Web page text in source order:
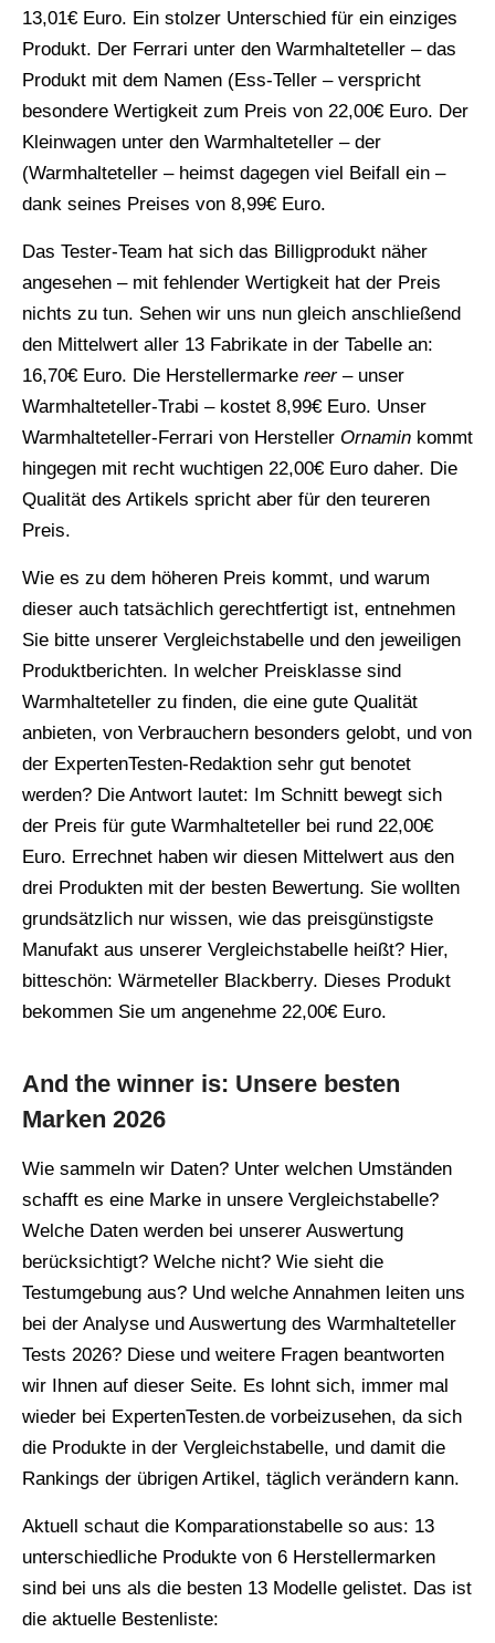
13,01€ Euro. Ein stolzer Unterschied für ein einziges
Produkt. Der Ferrari unter den Warmhalteteller – das
Produkt mit dem Namen (Ess-Teller – verspricht
besondere Wertigkeit zum Preis von 22,00€ Euro. Der
Kleinwagen unter den Warmhalteteller – der
(Warmhalteteller – heimst dagegen viel Beifall ein –
dank seines Preises von 8,99€ Euro.
Das Tester-Team hat sich das Billigprodukt näher
angesehen – mit fehlender Wertigkeit hat der Preis
nichts zu tun. Sehen wir uns nun gleich anschließend
den Mittelwert aller 13 Fabrikate in der Tabelle an:
16,70€ Euro. Die Herstellermarke reer– unser
Warmhalteteller-Trabi – kostet 8,99€ Euro. Unser
Warmhalteteller-Ferrari von Hersteller Ornamin kommt
hingegen mit recht wuchtigen 22,00€ Euro daher. Die
Qualität des Artikels spricht aber für den teureren
Preis.
Wie es zu dem höheren Preis kommt, und warum
dieser auch tatsächlich gerechtfertigt ist, entnehmen
Sie bitte unserer Vergleichstabelle und den jeweiligen
Produktberichten. In welcher Preisklasse sind
Warmhalteteller zu finden, die eine gute Qualität
anbieten, von Verbrauchern besonders gelobt, und von
der ExpertenTesten-Redaktion sehr gut benotet
werden? Die Antwort lautet: Im Schnitt bewegt sich
der Preis für gute Warmhalteteller bei rund 22,00€
Euro. Errechnet haben wir diesen Mittelwert aus den
drei Produkten mit der besten Bewertung. Sie wollten
grundsätzlich nur wissen, wie das preisgünstigste
Manufakt aus unserer Vergleichstabelle heißt? Hier,
bitteschön: Wärmeteller Blackberry. Dieses Produkt
bekommen Sie um angenehme 22,00€ Euro.
And the winner is: Unsere besten
Marken 2026
Wie sammeln wir Daten? Unter welchen Umständen
schafft es eine Marke in unsere Vergleichstabelle?
Welche Daten werden bei unserer Auswertung
berücksichtigt? Welche nicht? Wie sieht die
Testumgebung aus? Und welche Annahmen leiten uns
bei der Analyse und Auswertung des Warmhalteteller
Tests 2026? Diese und weitere Fragen beantworten
wir Ihnen auf dieser Seite. Es lohnt sich, immer mal
wieder bei ExpertenTesten.de vorbeizusehen, da sich
die Produkte in der Vergleichstabelle, und damit die
Rankings der übrigen Artikel, täglich verändern kann.
Aktuell schaut die Komparationstabelle so aus: 13
unterschiedliche Produkte von 6 Herstellermarken
sind bei uns als die besten 13 Modelle gelistet. Das ist
die aktuelle Bestenliste: